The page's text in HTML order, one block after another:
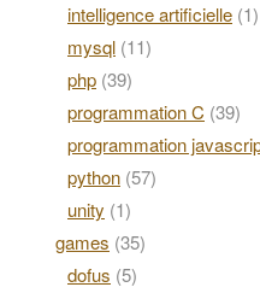
intelligence artificielle (1)
mysql (11)
php (39)
programmation C (39)
programmation
python (57)
unity (1)
games (35)
dofus (5)